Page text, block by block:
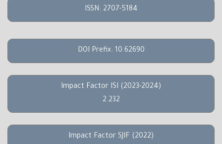
ISSN: 2707-5184
DOI Prefix: 10.62690
Impact Factor ISI (2023-2024)
2.232
Impact Factor SJIF (2022)